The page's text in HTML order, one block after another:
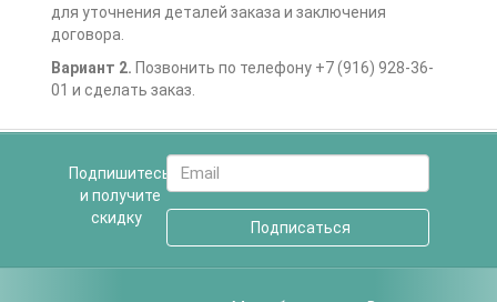
для уточнения деталей заказа и заключения
договора.
Вариант 2. Позвонить по телефону +7 (916) 928-36-
01 и сделать заказ.
Подпишитесь
и получите
скидку
Подписаться